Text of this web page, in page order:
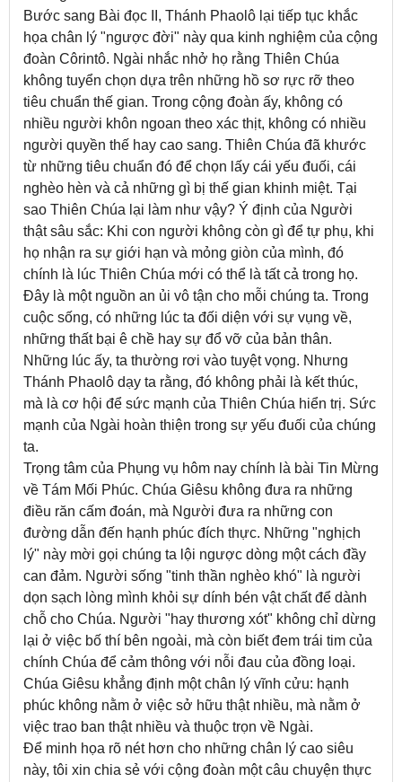
Bước sang Bài đọc II, Thánh Phaolô lại tiếp tục khắc
họa chân lý "ngược đời" này qua kinh nghiệm của cộng
đoàn Côrintô. Ngài nhắc nhở họ rằng Thiên Chúa
không tuyển chọn dựa trên những hồ sơ rực rỡ theo
tiêu chuẩn thế gian. Trong cộng đoàn ấy, không có
nhiều người khôn ngoan theo xác thịt, không có nhiều
người quyền thế hay cao sang. Thiên Chúa đã khước
từ những tiêu chuẩn đó để chọn lấy cái yếu đuối, cái
nghèo hèn và cả những gì bị thế gian khinh miệt. Tại
sao Thiên Chúa lại làm như vậy? Ý định của Người
thật sâu sắc: Khi con người không còn gì để tự phụ, khi
họ nhận ra sự giới hạn và mỏng giòn của mình, đó
chính là lúc Thiên Chúa mới có thể là tất cả trong họ.
Đây là một nguồn an ủi vô tận cho mỗi chúng ta. Trong
cuộc sống, có những lúc ta đối diện với sự vụng về,
những thất bại ê chề hay sự đổ vỡ của bản thân.
Những lúc ấy, ta thường rơi vào tuyệt vọng. Nhưng
Thánh Phaolô dạy ta rằng, đó không phải là kết thúc,
mà là cơ hội để sức mạnh của Thiên Chúa hiển trị. Sức
mạnh của Ngài hoàn thiện trong sự yếu đuối của chúng
ta.
Trọng tâm của Phụng vụ hôm nay chính là bài Tin Mừng
về Tám Mối Phúc. Chúa Giêsu không đưa ra những
điều răn cấm đoán, mà Người đưa ra những con
đường dẫn đến hạnh phúc đích thực. Những "nghịch
lý" này mời gọi chúng ta lội ngược dòng một cách đầy
can đảm. Người sống "tinh thần nghèo khó" là người
dọn sạch lòng mình khỏi sự dính bén vật chất để dành
chỗ cho Chúa. Người "hay thương xót" không chỉ dừng
lại ở việc bố thí bên ngoài, mà còn biết đem trái tim của
chính Chúa để cảm thông với nỗi đau của đồng loại.
Chúa Giêsu khẳng định một chân lý vĩnh cửu: hạnh
phúc không nằm ở việc sở hữu thật nhiều, mà nằm ở
việc trao ban thật nhiều và thuộc trọn về Ngài.
Để minh họa rõ nét hơn cho những chân lý cao siêu
này, tôi xin chia sẻ với cộng đoàn một câu chuyện thực